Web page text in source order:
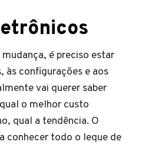
é preciso estar
às configurações e aos
vai querer saber
o melhor custo
qual a tendência. O
conhecer todo o leque de